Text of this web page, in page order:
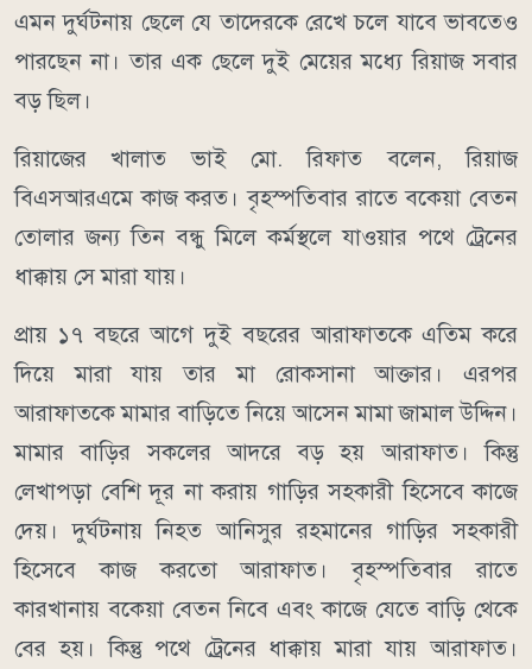
এমন দুর্ঘটনায় ছেলে যে তাদেরকে রেখে চলে যাবে ভাবতেও
পারছেন না। তার এক ছেলে দুই মেয়ের মধ্যে রিয়াজ সবার
বড় ছিল।
রিয়াজের খালাত ভাই মো. রিফাত বলেন, রিয়াজ
বিএসআরএমে কাজ করত। বৃহস্পতিবার রাতে বকেয়া বেতন
তোলার জন্য তিন বন্ধু মিলে কর্মস্থলে যাওয়ার পথে ট্রেনের
ধাক্কায় সে মারা যায়।
প্রায় ১৭ বছরে আগে দুই বছরের আরাফাতকে এতিম করে
দিয়ে মারা যায় তার মা রোকসানা আক্তার। এরপর
আরাফাতকে মামার বাড়িতে নিয়ে আসেন মামা জামাল উদ্দিন।
মামার বাড়ির সকলের আদরে বড় হয় আরাফাত। কিন্তু
লেখাপড়া বেশি দূর না করায় গাড়ির সহকারী হিসেবে কাজে
দেয়। দুর্ঘটনায় নিহত আনিসুর রহমানের গাড়ির সহকারী
হিসেবে কাজ করতো আরাফাত। বৃহস্পতিবার রাতে
কারখানায় বকেয়া বেতন নিবে এবং কাজে যেতে বাড়ি থেকে
বের হয়। কিন্তু পথে ট্রেনের ধাক্কায় মারা যায় আরাফাত।